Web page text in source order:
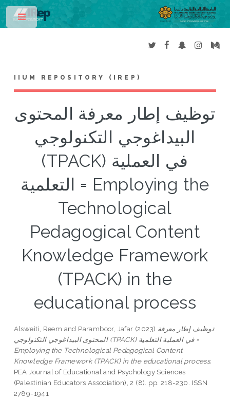
IIUM REPOSITORY (IREP)
توظيف إطار معرفة المحتوى
البيداغوجي التكنولوجي
(TPACK) في العملية
التعلمية = Employing the
Technological
Pedagogical Content
Knowledge Framework
(TPACK) in the
educational process
Alsweiti, Reem and Paramboor, Jafar (2023) توظيف إطار معرفة
المحتوى البيداغوجي التكنولوجي (TPACK) في العملية التعلمية =
Employing the Technological Pedagogical Content
Knowledge Framework (TPACK) in the educational process.
PEA Journal of Educational and Psychology Sciences
(Palestinian Educators Association), 2 (8). pp. 218-230. ISSN
2789-1941
Toggle